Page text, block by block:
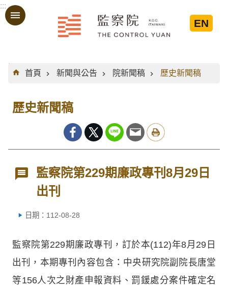
跳到主要內容區塊
:::
EN
:::
首頁
新聞與公告 院新聞稿 歷史新聞稿
歷史新聞稿
監察院第229期廉政專刊8月29日
出刊
日期：112-08-28
監察院第229期廉政專刊，訂於本(112)年8月29日
出刊，本期專刊內容包含：中央研究院副院長唐堂
等156人次之財產申報資料、罰鍰處分案件確定名